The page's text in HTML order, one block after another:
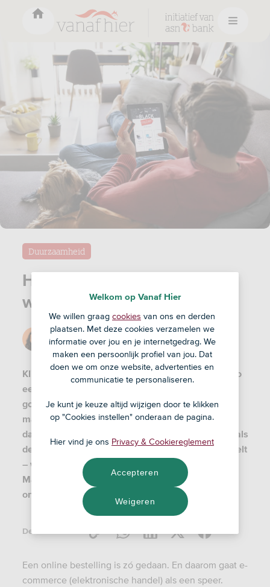
Hoe onduurzaam is online
winkelen?
Duurzaamheid
DoorJessie
24 nov '22
Klik, koop, klaar. Online winkelen was nog nooit zo
eenvoudig. Terwijl je staat te wachten op de trein,
gooi je een nieuw paar sneakers in je virtuele
mandje, druk je op de betaalknop en de volgende
dag draag je ze naar je werk. Grote kans dat je – als
de postbode voor de vierde keer deze week aanbelt
– wél een beetje last hebt van bezorgschaamte.
Maar is dat wel terecht? Hoe onduurzaam is dit
online winkelgedrag van ons eigenlijk?
Deel dit artikel:
Een online bestelling is zó gedaan. En daarom gaat e-
commerce (elektronische handel) als een speer.
Welkom op Vanaf Hier
We willen graag cookies van ons en derden
plaatsen. Met deze cookies verzamelen we
informatie over jou en je internetgedrag. We
maken een persoonlijk profiel van jou. Dat
doen we om onze website, advertenties en
communicatie te personaliseren.
Je kunt je keuze altijd wijzigen door te klikken
op "Cookies instellen" onderaan de pagina.
Hier vind je ons Privacy & Cookiereglement
Weigeren
Accepteren